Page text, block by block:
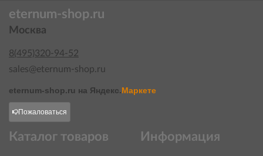
eternum-shop.ru
Москва
8(495)320-94-52
sales@eternum-shop.ru
eternum-shop.ru на Яндекс.Маркете
Пожаловаться
Каталог товаров Информация